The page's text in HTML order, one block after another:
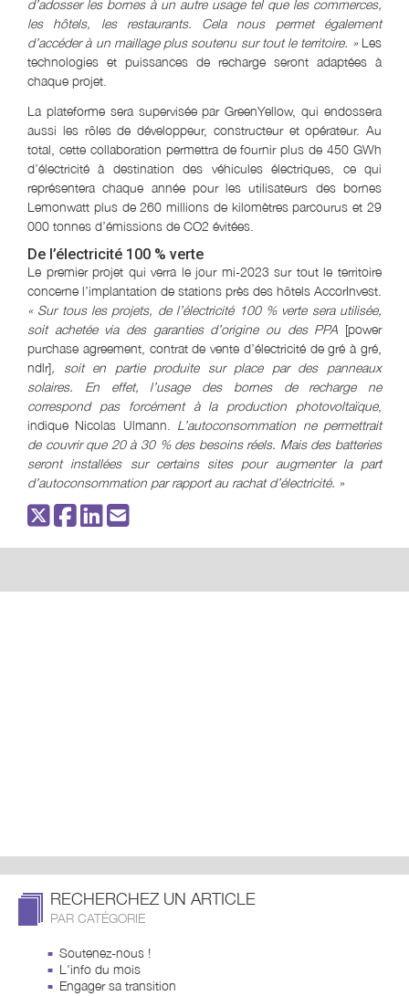
d’adosser les bornes à un autre usage tel que les commerces,
les hôtels, les restaurants. Cela nous permet également
d’accéder à un maillage plus soutenu sur tout le territoire. » Les
technologies et puissances de recharge seront adaptées à
chaque projet.
La plateforme sera supervisée par GreenYellow, qui endossera
aussi les rôles de développeur, constructeur et opérateur. Au
total, cette collaboration permettra de fournir plus de 450 GWh
d’électricité à destination des véhicules électriques, ce qui
représentera chaque année pour les utilisateurs des bornes
Lemonwatt plus de 260 millions de kilomètres parcourus et 29
000 tonnes d’émissions de CO2 évitées.
De l’électricité 100 % verte
Le premier projet qui verra le jour mi-2023 sur tout le territoire
concerne l’implantation de stations près des hôtels AccorInvest.
« Sur tous les projets, de l’électricité 100 % verte sera utilisée,
soit achetée via des garanties d’origine ou des PPA [power
purchase agreement, contrat de vente d’électricité de gré à gré,
ndlr], soit en partie produite sur place par des panneaux
solaires. En effet, l’usage des bornes de recharge ne
correspond pas forcément à la production photovoltaïque,
indique Nicolas Ulmann. L’autoconsommation ne permettrait
de couvrir que 20 à 30 % des besoins réels. Mais des batteries
seront installées sur certains sites pour augmenter la part
d’autoconsommation par rapport au rachat d’électricité. »
RECHERCHEZ UN ARTICLE
PAR CATÉGORIE
Soutenez-nous !
L'info du mois
Engager sa transition